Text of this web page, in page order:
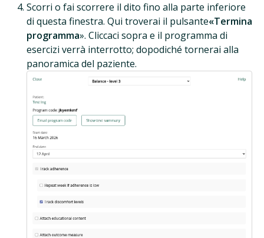
Scorri o fai scorrere il dito fino alla parte inferiore
di questa finestra. Qui troverai il pulsante«Termina
programma». Cliccaci sopra e il programma di
esercizi verrà interrotto; dopodiché tornerai alla
panoramica del paziente.